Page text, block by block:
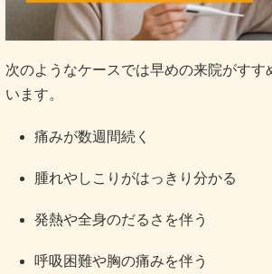
次のようなケースでは早めの来院がすす
います。
痛みが数週間続く
腫れやしこりがはっきり分かる
発熱や全身のだるさを伴う
呼吸困難や胸の痛みを伴う